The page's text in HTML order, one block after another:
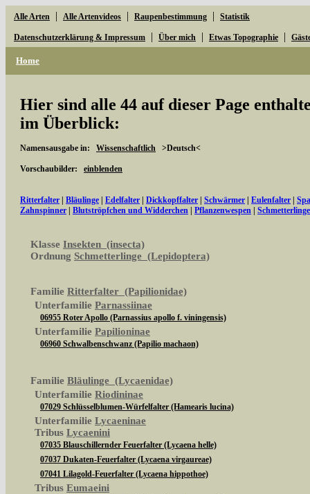
Alle Arten | Alle Artenvideos | Raupenbestimmung | Statistik
Datenschutzerklärung & Impressum | Über mich | Etwas Topographie |
Home
Hier sind alle 44 auf dieser Page
im Überblick:
Namensausgabe in: Wissenschaftlich >Deutsch<
Vorschaubilder: einblenden
Ritterfalter Bläulinge Edelfalter Dickkopffalter Schwärmer Eulenfalter
Zahnspinner
Blutströpfchen und Widderchen Pflanzenwespen
Klasse Insekten (insecta)
Ordnung Schmetterlinge (Lepidoptera)
Familie Ritterfalter (Papilionidae)
Unterfamilie Parnassiinae
06955 Roter Apollo (Parnassius apollo f. viningensis)
Unterfamilie Papilioninae
06960 Schwalbenschwanz (Papilio machaon)
Familie Bläulinge (Lycaenidae)
Unterfamilie Riodininae
07029 Schlüsselblumen-Würfelfalter (Hamearis lucina)
Unterfamilie Lycaeninae
Tribus Lycaenini
07035 Blauschillernder Feuerfalter (Lycaena helle)
07037 Dukaten-Feuerfalter (Lycaena virgaureae)
07041 Lilagold-Feuerfalter (Lycaena hippothoe)
Tribus Eumaeini